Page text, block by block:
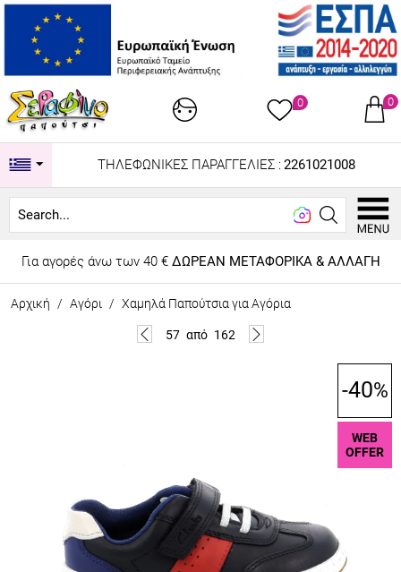
0 0
ΤΗΛΕΦΩΝΙΚΕΣ ΠΑΡΑΓΓΕΛΙΕΣ : 2261021008
Looking
Για αγορές άνω των 40 € ΔΩΡΕΑΝ ΜΕΤΑΦΟΡΙΚΑ & ΑΛΛΑΓΗ
Αρχική / Αγόρι / Χαμηλά Παπούτσια για Αγόρια
57 από 162
-40%
WEB
OFFER